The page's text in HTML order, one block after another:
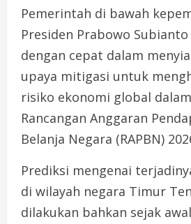
Pemerintah di bawah
Presiden Prabowo
dengan cepat dalam
upaya mitigasi untuk
risiko ekonomi global
Rancangan Anggaran
Belanja Negara (RAPBN)
Prediksi mengenai
di wilayah negara Timur
dilakukan bahkan sejak